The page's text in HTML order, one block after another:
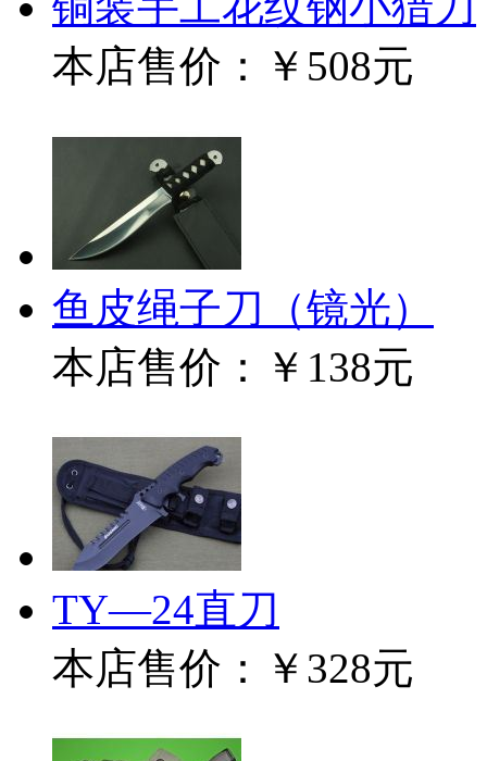
本店售价：
￥508元
鱼皮绳子刀（镜光）
本店售价：
￥138元
TY—24直刀
本店售价：
￥328元